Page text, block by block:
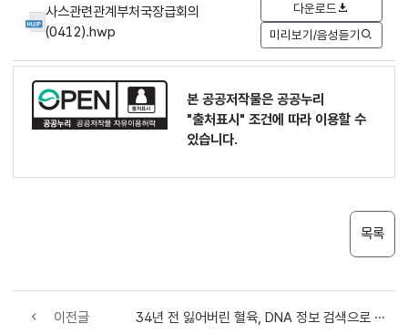
사스관련관계부처국장급회의
(0412).hwp
다운로드
미리보기/음성듣기
본 공공저작물은 공공누리
"출처표시" 조건에 따라 이용할 수
있습니다.
목록
이전글 34년 전 잃어버린 혈육, DNA 정보 검색으로 찾았다